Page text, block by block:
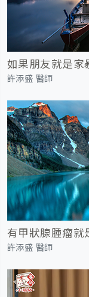
如果朋友就是家
許添盛 醫師
有甲狀腺腫瘤就
許添盛 醫師